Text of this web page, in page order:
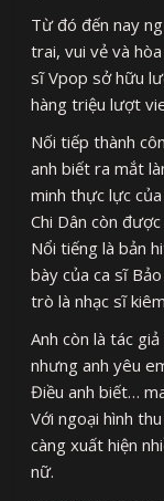
Từ đó đến nay
trai, vui vẻ và
sĩ Vpop sở hữu
hàng triệu lượt
Nối tiếp thành
anh biết ra mắt
minh thực lực
Chi Dân còn
Nổi tiếng là bản
bày của ca sĩ
trò là nhạc sĩ
Anh còn là tác
nhưng anh yêu
Điều anh biết…
Với ngoại hình
càng xuất hiện
nữ.